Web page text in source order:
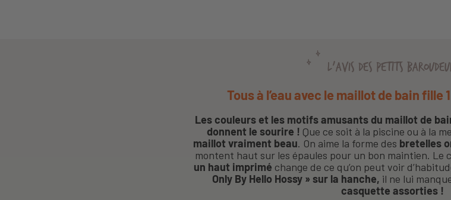
L'AVIS DES PETITS
Tous à l’eau avec le maillot de bain fille
Les couleurs et les motifs amusants du maillot de
donnent le sourire ! Que ce soit à la piscine ou à la
maillot vraiment beau. On aime la forme des bretelles
montent haut sur les épaules pour un bon maintien. Le
un haut imprimé change de ce qu’on peut voir
Only By Hello Hossy » sur la hanche, il ne lui
casquette assorties !